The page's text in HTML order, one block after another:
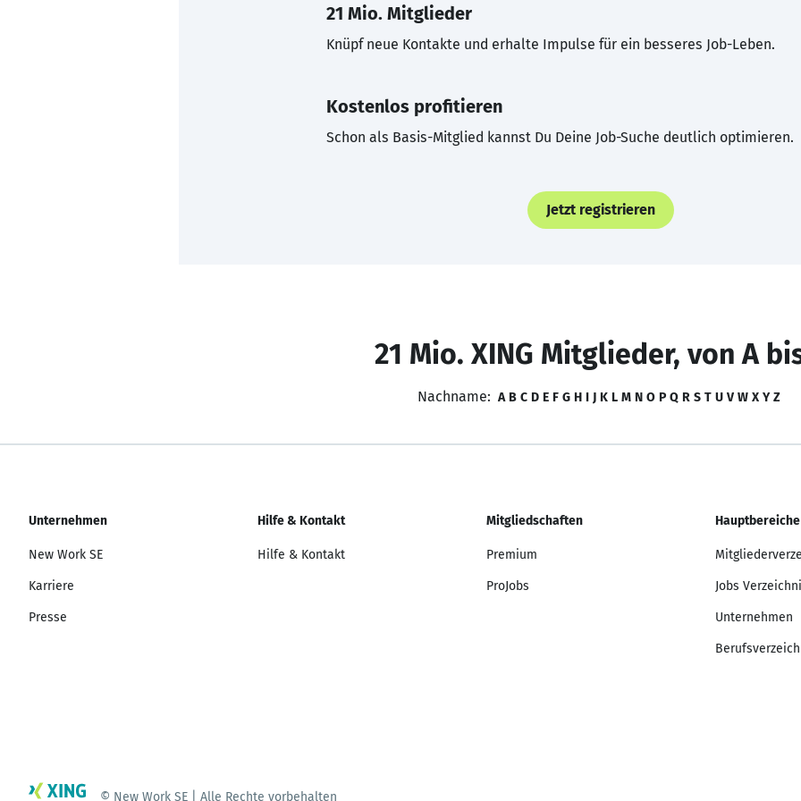
21 Mio. Mitglieder
Knüpf neue Kontakte und erhalte Impulse für ein besseres Job-Leben.
Kostenlos profitieren
Schon als Basis-Mitglied kannst Du Deine Job-Suche deutlich optimieren.
Jetzt registrieren
21 Mio. XING Mitglieder, von A
Nachname: A B C D E F G H I J K L M N O P Q R S T U V W X Y Z
Unternehmen
New Work SE
Karriere
Presse
Hilfe & Kontakt
Hilfe & Kontakt
Mitgliedschaften
Premium
ProJobs
Hauptbereiche
Jobs
Unternehmen
© New Work SE | Alle Rechte vorbehalten